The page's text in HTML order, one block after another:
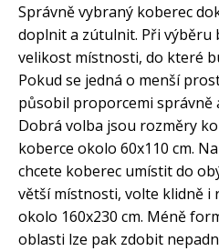
Správně vybraný koberec
doplnit a zútulnit. Při výběru
velikost místnosti, do které
Pokud se jedná o menší
působil proporcemi správně
Dobrá volba jsou rozměry
koberce okolo 60x110 cm.
chcete koberec umístit do
větší místnosti, volte klidně i
okolo 160x230 cm. Méně
oblasti lze pak zdobit